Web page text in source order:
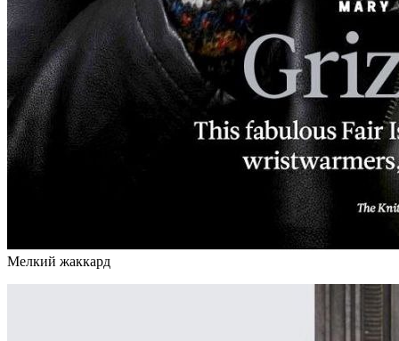
Мелкий жаккард